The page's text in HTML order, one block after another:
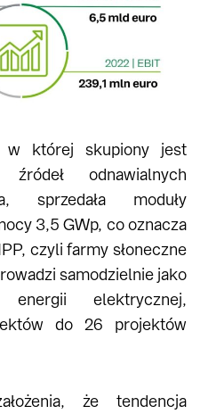
w której skupiony jest
odnawialnych
sprzedała moduły
3,5 GWp, co oznacza
czyli farmy słoneczne
samodzielnie jako
energii elektrycznej,
do 26 projektów
że tendencja